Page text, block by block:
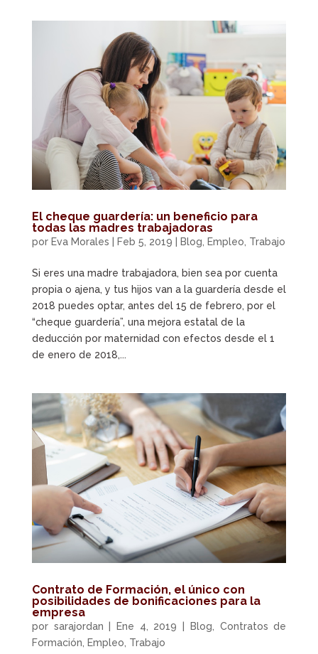
El cheque guardería: un beneficio para
todas las madres trabajadoras
por Eva Morales Feb 5, 2019 Blog, Empleo, Trabajo
Si eres una madre trabajadora, bien sea por cuenta
propia o ajena, y tus hijos van a la guardería desde el
2018 puedes optar, antes del 15 de febrero, por el
“cheque guardería”, una mejora estatal de la
deducción por maternidad con efectos desde el 1
de enero de 2018,...
Contrato de Formación, el único con
posibilidades de bonificaciones para la
empresa
por sarajordan Ene 4, 2019 Blog
Contratos de
Formación
Empleo Trabajo